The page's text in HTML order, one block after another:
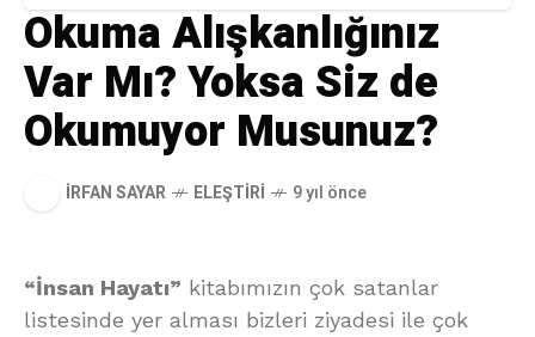
Okuma Alışkanlığınız
Var Mı? Yoksa Siz de
Okumuyor Musunuz?
İRFAN SAYAR ELEŞTIRI 9 yıl önce
“İnsan Hayatı” kitabımızın çok satanlar
listesinde yer alması bizleri ziyadesi ile çok